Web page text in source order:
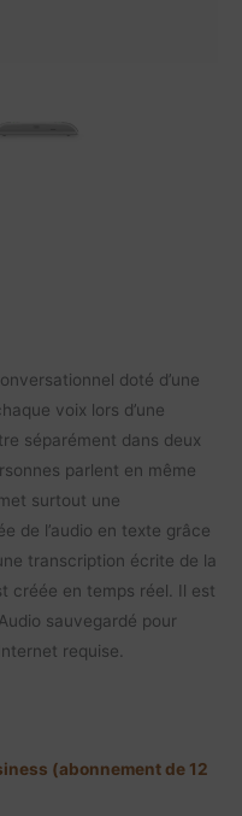
doté d’une
voix lors d’une
séparément dans deux
parlent en même
surtout une
de l’audio en texte grâce
transcription écrite de la
créée en temps réel. Il est
sauvegardé pour
requise.
(abonnement de 12